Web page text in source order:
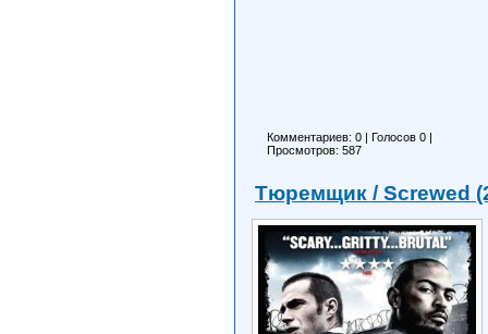
Комментариев: 0 | Голосов 0 |
Просмотров: 587
Тюремщик / Screwed